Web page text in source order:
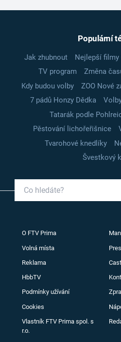
Populární
Jak zhubnout Nejlepší filmy
TV program
Změna
Kdy budou volby
ZOO Nové
7 pádů Honzy Dědka
Tatarák podle
Pěstování lichořeřišnice
Tvarohové knedlíky
Švestkový
O FTV Prima
Volná místa
Reklama
HbbTV
Podmínky užívání
Cookies
Vlastník FTV Prima spol. s
r.o.